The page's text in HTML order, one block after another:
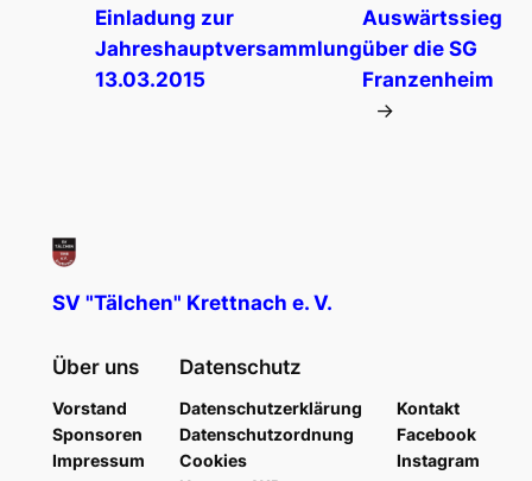
Einladung zur
Jahreshauptversammlung
13.03.2015
Auswärtssieg
über die SG
Franzenheim
→
SV "Tälchen" Krettnach e. V.
Über uns
Vorstand
Sponsoren
Impressum
Datenschutz
Datenschutzerklärung
Datenschutzordnung
Cookies
Kontakt
Facebook
Instagram